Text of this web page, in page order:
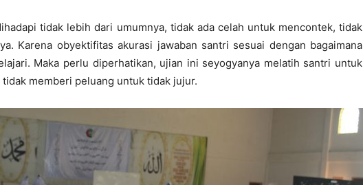
tidak lebih dari umumnya, tidak ada celah untuk mencontek, tidak
Karena obyektifitas akurasi jawaban santri sesuai dengan bagaimana
Maka perlu diperhatikan, ujian ini seyogyanya melatih santri untuk
memberi peluang untuk tidak jujur.